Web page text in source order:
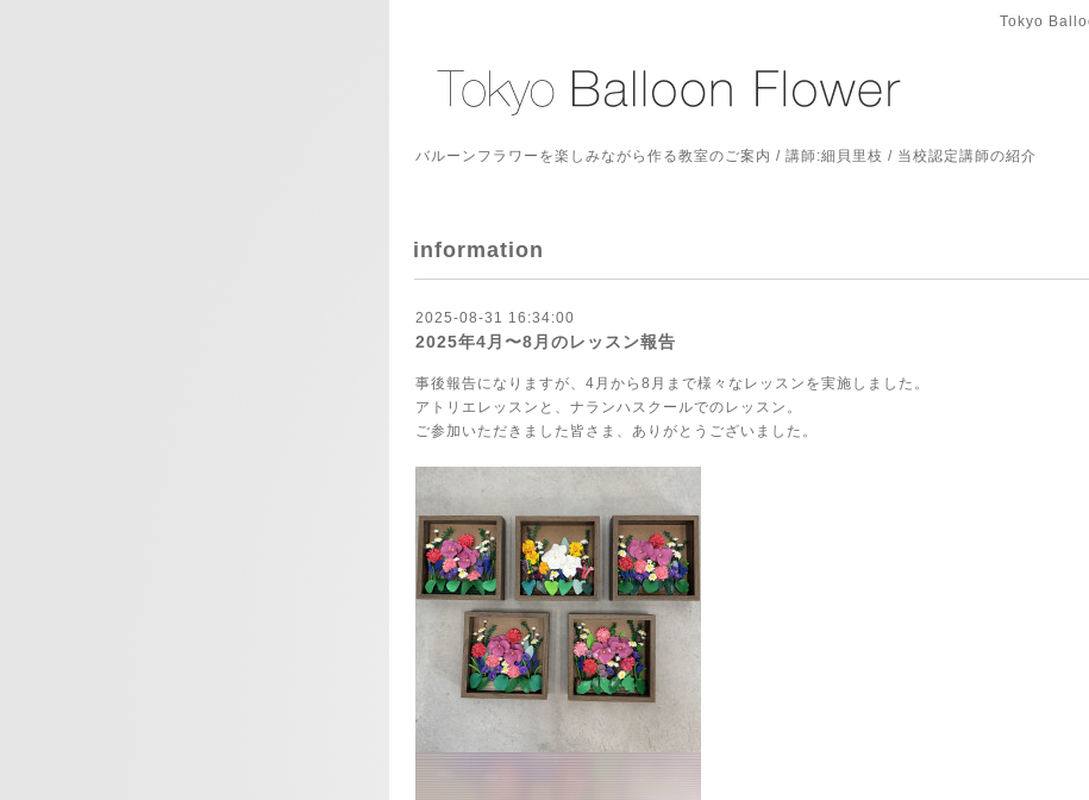
Tokyo
バルーンフラワーを楽しみながら作る教室のご案内 / 講師:細貝里枝 / 当校認定講師の紹介
information
2025-08-31 16:34:00
2025年4月〜8月のレッスン報告
事後報告になりますが、4月から8月まで様々なレッスンを実施しました。
アトリエレッスンと、ナランハスクールでのレッスン。
ご参加いただきました皆さま、ありがとうございました。